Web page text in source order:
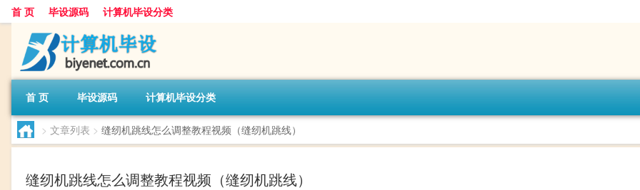
首 页 毕设源码 计算机毕设分类
首 页 毕设源码 计算机毕设分类
> 文章列表 > 缝纫机跳线怎么调整教程视频（缝纫机跳线）
缝纫机跳线怎么调整教程视频（缝纫机跳线）